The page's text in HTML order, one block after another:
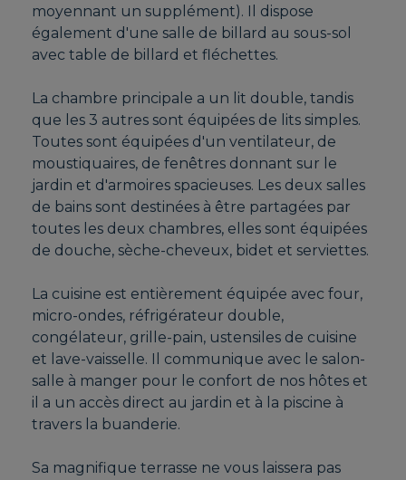
moyennant un supplément). Il dispose
également d'une salle de billard au sous-sol
avec table de billard et fléchettes.
La chambre principale a un lit double, tandis
que les 3 autres sont équipées de lits simples.
Toutes sont équipées d'un ventilateur, de
moustiquaires, de fenêtres donnant sur le
jardin et d'armoires spacieuses. Les deux salles
de bains sont destinées à être partagées par
toutes les deux chambres, elles sont équipées
de douche, sèche-cheveux, bidet et serviettes.
La cuisine est entièrement équipée avec four,
micro-ondes, réfrigérateur double,
congélateur, grille-pain, ustensiles de cuisine
et lave-vaisselle. Il communique avec le salon-
salle à manger pour le confort de nos hôtes et
il a un accès direct au jardin et à la piscine à
travers la buanderie.
Sa magnifique terrasse ne vous laissera pas